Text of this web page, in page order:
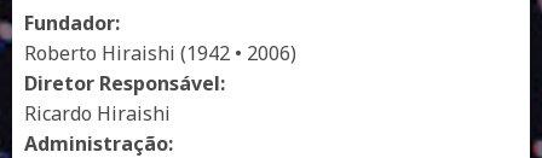
Fundador:
Roberto Hiraishi (1942 • 2006)
Diretor Responsável:
Ricardo Hiraishi
Administração: